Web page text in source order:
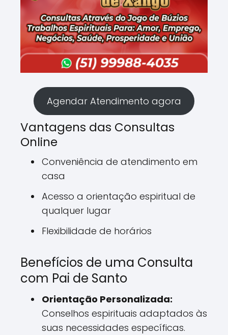
Agendar Atendimento agora
Vantagens das Consultas
Online
Conveniência de atendimento em
casa
Acesso a orientação espiritual de
qualquer lugar
Flexibilidade de horários
Benefícios de uma Consulta
com Pai de Santo
Orientação Personalizada:
Conselhos espirituais adaptados às
suas necessidades específicas.